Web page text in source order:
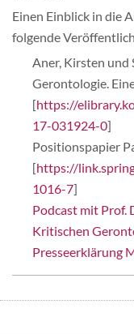
Einen Einblick in die
folgende
Aner, Kirsten und
Gerontologie.
[https://
17-031924-0]
Positionspapier
[https://
1016-7]
Podcast mit Prof.
Kritischen
Presseerklärung